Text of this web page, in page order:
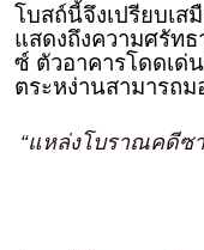
โบสถ์นี้จึงเปรียบเ
แสดงถึงความศรัท
ซ์ ตัวอาคารโดดเด่
ตระหง่านสามารถม
“แหล่งโบราณคดีซา